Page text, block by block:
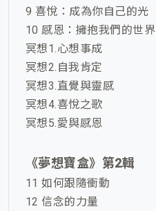
9 喜悅：成為你自己的光
10 感恩：擁抱我們的世界
冥想1.心想事成
冥想2.自我肯定
冥想3.直覺與靈感
冥想4.喜悅之歌
冥想5.愛與感恩
《夢想寶盒》第2輯
11 如何跟隨衝動
12 信念的力量